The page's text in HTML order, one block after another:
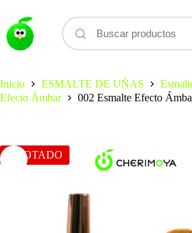
contenido
Inicio
ESMALTE DE UÑAS
Efecto Ámbar
002 Esmalte Efecto
AGOTADO